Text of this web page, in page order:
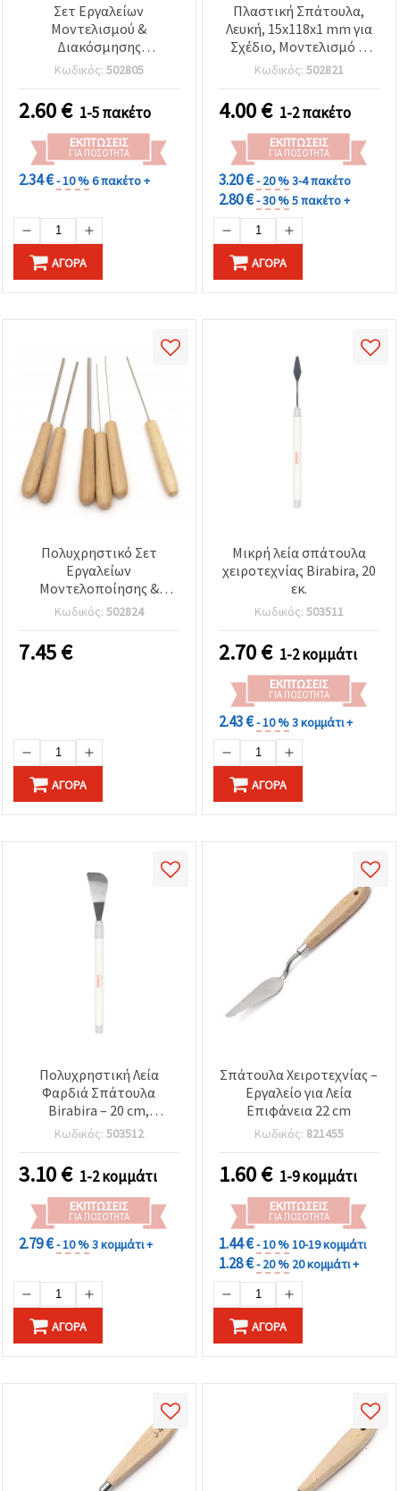
Σετ Εργαλείων
Μοντελισμού &
Διακόσμησης
Χειροτεχνίας - 14 Τεμ. με
25 Μύτες
Κωδικός: 502805
2.60€ 1-5 πακέτο
ΕΚΠΤΏΣΕΙΣ
ΓΙΑ ΠΟΣΌΤΗΤΑ
2.34 €- 10 %6 πακέτο +
ΑΓΟΡΆ
Πλαστική Σπάτουλα,
Λευκή, 15x118x1 mm για
Σχέδιο, Μοντελισμό &
Χειροτεχνίες –
Συσκευασία 10 τμχ
Κωδικός: 502821
4.00€ 1-2 πακέτο
ΕΚΠΤΏΣΕΙΣ
ΓΙΑ ΠΟΣΌΤΗΤΑ
3.20 €- 20 %3-4 πακέτο
2.80 €- 30 %5 πακέτο +
ΑΓΟΡΆ
Πολυχρηστικό Σετ
Εργαλείων
Μοντελοποίησης &
Διακόσμησης – 6
Τεμάχια, 6 Μεγέθη 0,5–4
mm για Δημιουργικές
Χειροτεχνίες
Κωδικός: 502824
7.45€
ΑΓΟΡΆ
Μικρή λεία σπάτουλα
χειροτεχνίας Birabira, 20
εκ.
Κωδικός: 503511
2.70€ 1-2 κομμάτι
ΕΚΠΤΏΣΕΙΣ
ΓΙΑ ΠΟΣΌΤΗΤΑ
2.43 €- 10 %3 κομμάτι +
ΑΓΟΡΆ
Πολυχρηστική Λεία
Φαρδιά Σπάτουλα
Birabira – 20 cm,
Πρακτικό Εργαλείο
Χειροτεχνίας & DIY
Κωδικός: 503512
3.10€ 1-2 κομμάτι
ΕΚΠΤΏΣΕΙΣ
ΓΙΑ ΠΟΣΌΤΗΤΑ
2.79 €- 10 %3 κομμάτι +
ΑΓΟΡΆ
Σπάτουλα Χειροτεχνίας –
Εργαλείο για Λεία
Επιφάνεια 22 cm
Κωδικός: 821455
1.60€ 1-9 κομμάτι
ΕΚΠΤΏΣΕΙΣ
ΓΙΑ ΠΟΣΌΤΗΤΑ
1.44 €- 10 %10-19 κομμάτι
1.28 €- 20 % 20 κομμάτι +
ΑΓΟΡΆ